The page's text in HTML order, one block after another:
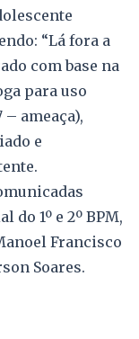
“Lá fora a
com base na
para uso
– ameaça),
e
do 1º e 2º BPM,
Francisco
Soares.